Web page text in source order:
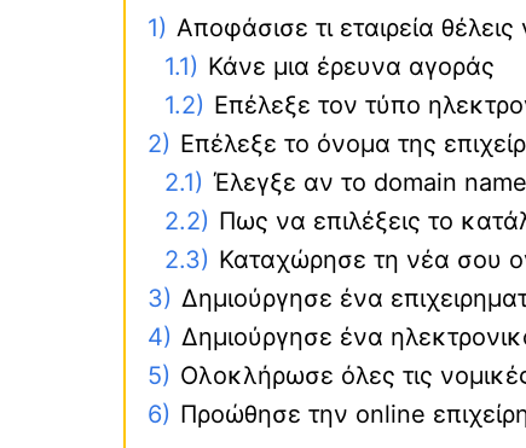
1) Αποφάσισε τι εταιρεία θέλεις
1.1) Κάνε μια έρευνα αγοράς
1.2) Επέλεξε τον τύπο
2) Επέλεξε το όνομα της
2.1) Έλεγξε αν το domain name
2.2) Πως να επιλέξεις το
2.3) Καταχώρησε τη νέα σου
3) Δημιούργησε ένα
4) Δημιούργησε ένα
5) Ολοκλήρωσε όλες τις
6) Προώθησε την online